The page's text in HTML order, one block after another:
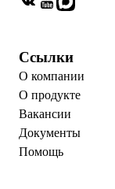
Ссылки
О компании
О продукте
Вакансии
Документы
Помощь